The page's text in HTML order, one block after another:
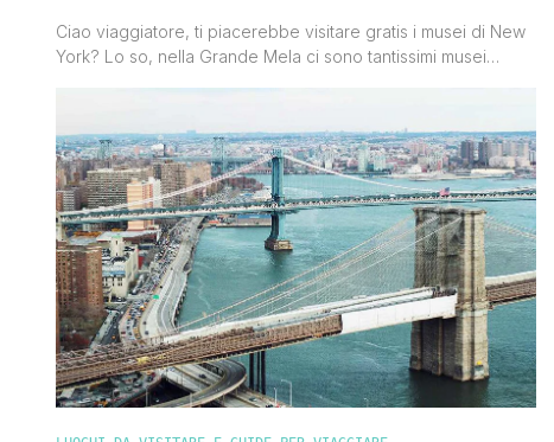
Ciao viaggiatore, ti piacerebbe visitare gratis i musei di New
York? Lo so, nella Grande Mela ci sono tantissimi musei
sono poi così economici. Io però ho una dritta da darti che ti
renderà felice: è possibile [']